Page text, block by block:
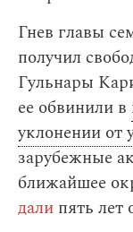
Гнев главы
получил
Гульнары
ее обвинили в
уклонении от
зарубежные
ближайшее
дали пять лет